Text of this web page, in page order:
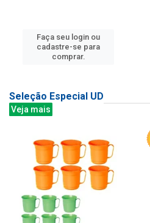
Faça seu login ou
cadastre-se para
comprar.
Seleção Especial UD
Veja mais